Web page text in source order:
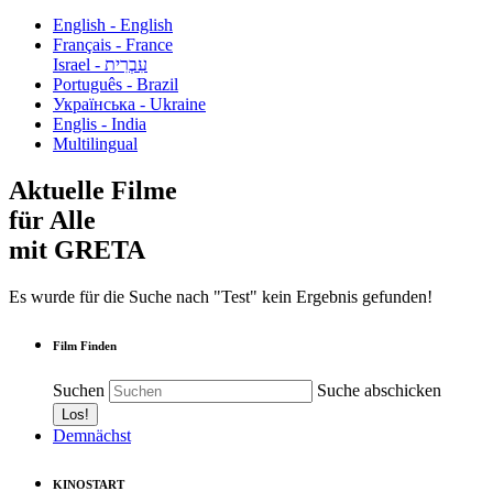
English - English
Français - France
עִבְרִית - Israel
Português - Brazil
Українська - Ukraine
Englis - India
Multilingual
Aktuelle Filme
für Alle
mit GRETA
Es wurde für die Suche nach "Test" kein Ergebnis gefunden!
Film Finden
Suchen Suche abschicken
Demnächst
KINOSTART